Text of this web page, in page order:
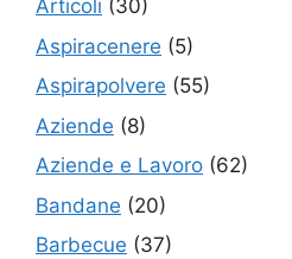
Articoli (30)
Aspiracenere (5)
Aspirapolvere (55)
Aziende (8)
Aziende e Lavoro (62)
Bandane (20)
Barbecue (37)